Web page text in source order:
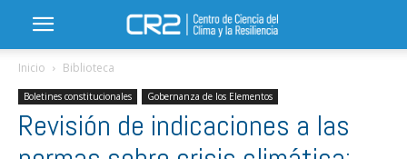
Inicio Biblioteca
Boletines constitucionales Gobernanza de los Elementos
Revisión de indicaciones a las